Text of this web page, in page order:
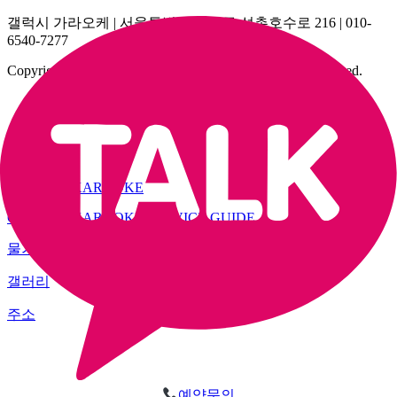
갤럭시 가라오케 | 서울특별시 송파구 석촌호수로 216 | 010-
6540-7277
Copyright © 2025 GALAXY KARAOKE. All rights reserved.
GALAXY KARAOKE
GALAXY KARAOKE SERVICE GUIDE
물가
갤러리
주소